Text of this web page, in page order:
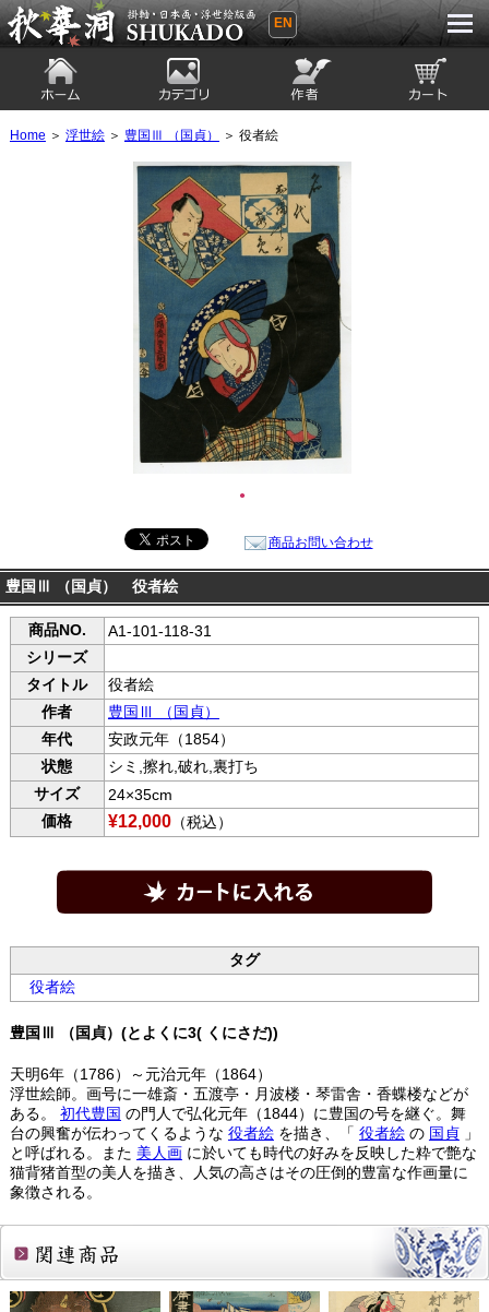
秋華洞 SHUKADO 掛軸・日本画・浮世
EN
Home ＞ 浮世絵＞ 豊国Ⅲ （国貞） ＞ 役者絵
●
商品お問い合わせ
豊国Ⅲ （国貞） 役者絵
商品NO.
A1-101-118-31
シリーズ
タイトル
役者絵
作者
豊国Ⅲ （国貞）
年代
安政元年（1854）
状態
シミ,擦れ,破れ,裏打ち
サイズ
24×35cm
価格
¥12,000（税込）
タグ
役者絵
豊国Ⅲ （国貞）(とよくに3( くにさだ))
天明6年（1786）～元治元年（1864）
浮世絵師。画号に一雄斎・五渡亭・月波楼・琴雷舎・香蝶楼などが
ある。 初代豊国 の門人で弘化元年（1844）に豊国の号を継ぐ。舞
台の興奮が伝わってくるような 役者絵を描き、「 役者絵の 国貞」
と呼ばれる。また 美人画に於いても時代の好みを反映した粋で艶な
猫背猪首型の美人を描き、人気の高さはその圧倒的豊富な作画量に
象徴される。
関連商品